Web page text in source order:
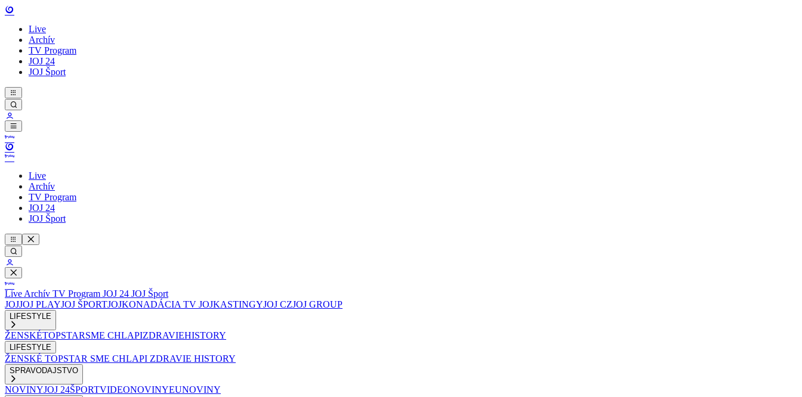
Live
Archív
TV Program
JOJ 24
JOJ Šport
Live
Archív
TV Program
JOJ 24
JOJ Šport
Live Archív TV Program JOJ 24 JOJ Šport
JOJJOJ PLAYJOJ ŠPORTJOJKONADÁCIA TV JOJKASTINGYJOJ CZJOJ GROUP
LIFESTYLE
ŽENSKÉTOPSTARSME CHLAPIZDRAVIEHISTORY
LIFESTYLE
ŽENSKÉ TOPSTAR SME CHLAPI ZDRAVIE HISTORY
SPRAVODAJSTVO
NOVINYJOJ 24ŠPORTVIDEONOVINYEUNOVINY